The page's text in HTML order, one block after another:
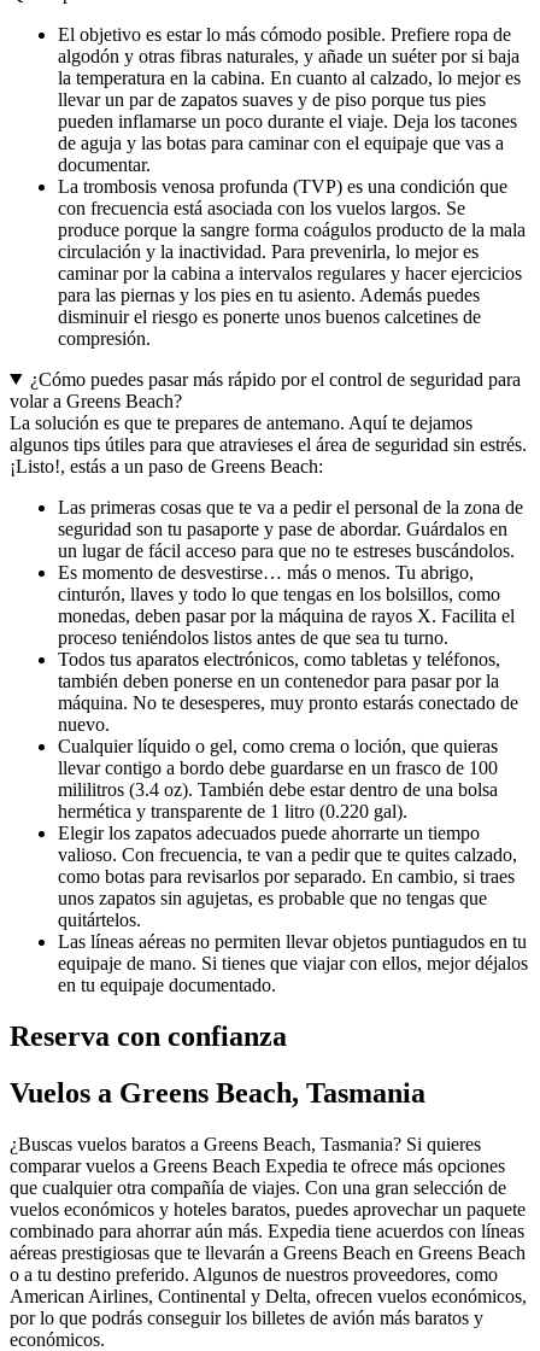
El objetivo es estar lo más cómodo posible. Prefiere ropa de
algodón y otras fibras naturales, y añade un suéter por si baja
la temperatura en la cabina. En cuanto al calzado, lo mejor es
llevar un par de zapatos suaves y de piso porque tus pies
pueden inflamarse un poco durante el viaje. Deja los tacones
de aguja y las botas para caminar con el equipaje que vas a
documentar.
La trombosis venosa profunda (TVP) es una condición que
con frecuencia está asociada con los vuelos largos. Se
produce porque la sangre forma coágulos producto de la mala
circulación y la inactividad. Para prevenirla, lo mejor es
caminar por la cabina a intervalos regulares y hacer ejercicios
para las piernas y los pies en tu asiento. Además puedes
disminuir el riesgo es ponerte unos buenos calcetines de
compresión.
¿Cómo puedes pasar más rápido por el control de seguridad para
volar a Greens Beach?
La solución es que te prepares de antemano. Aquí te dejamos
algunos tips útiles para que atravieses el área de seguridad sin estrés.
¡Listo!, estás a un paso de Greens Beach:
Las primeras cosas que te va a pedir el personal de la zona de
seguridad son tu pasaporte y pase de abordar. Guárdalos en
un lugar de fácil acceso para que no te estreses buscándolos.
Es momento de desvestirse… más o menos. Tu abrigo,
cinturón, llaves y todo lo que tengas en los bolsillos, como
monedas, deben pasar por la máquina de rayos X. Facilita el
proceso teniéndolos listos antes de que sea tu turno.
Todos tus aparatos electrónicos, como tabletas y teléfonos,
también deben ponerse en un contenedor para pasar por la
máquina. No te desesperes, muy pronto estarás conectado de
nuevo.
Cualquier líquido o gel, como crema o loción, que quieras
llevar contigo a bordo debe guardarse en un frasco de 100
mililitros (3.4 oz). También debe estar dentro de una bolsa
hermética y transparente de 1 litro (0.220 gal).
Elegir los zapatos adecuados puede ahorrarte un tiempo
valioso. Con frecuencia, te van a pedir que te quites calzado,
como botas para revisarlos por separado. En cambio, si traes
unos zapatos sin agujetas, es probable que no tengas que
quitártelos.
Las líneas aéreas no permiten llevar objetos puntiagudos en tu
equipaje de mano. Si tienes que viajar con ellos, mejor déjalos
en tu equipaje documentado.
Reserva con confianza
Vuelos a Greens Beach, Tasmania
¿Buscas vuelos baratos a Greens Beach, Tasmania? Si quieres
comparar vuelos a Greens Beach Expedia te ofrece más opciones
que cualquier otra compañía de viajes. Con una gran selección de
vuelos económicos y hoteles baratos, puedes aprovechar un paquete
combinado para ahorrar aún más. Expedia tiene acuerdos con líneas
aéreas prestigiosas que te llevarán a Greens Beach en Greens Beach
o a tu destino preferido. Algunos de nuestros proveedores, como
American Airlines, Continental y Delta, ofrecen vuelos económicos,
por lo que podrás conseguir los billetes de avión más baratos y
económicos.